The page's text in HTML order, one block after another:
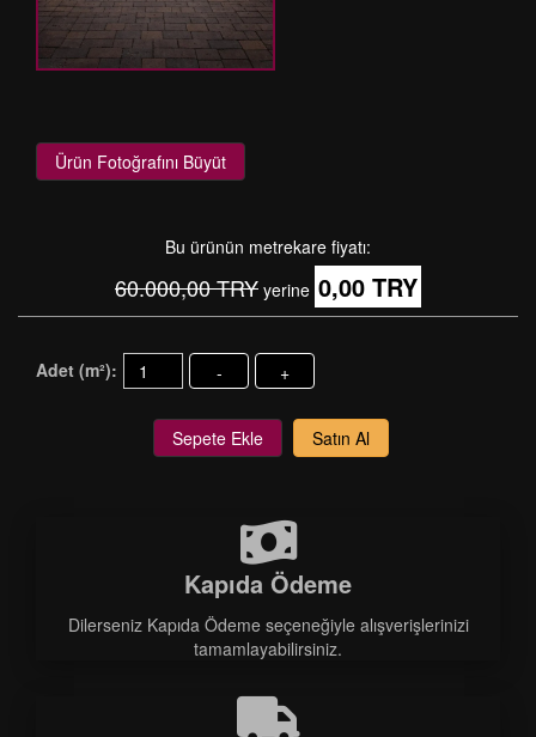
Ürün Fotoğrafını Büyüt
Bu ürünün metrekare fiyatı:
60.000,00 TRY yerine 0,00 TRY
Adet (m²): - +
Sepete Ekle Satın Al
Kapıda Ödeme
Dilerseniz Kapıda Ödeme seçeneğiyle alışverişlerinizi
tamamlayabilirsiniz.